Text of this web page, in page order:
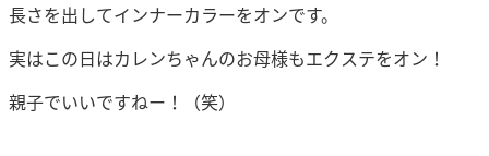
長さを出してインナーカラーをオンです。
実はこの日はカレンちゃんのお母様もエクステをオン！
親子でいいですねー！（笑）